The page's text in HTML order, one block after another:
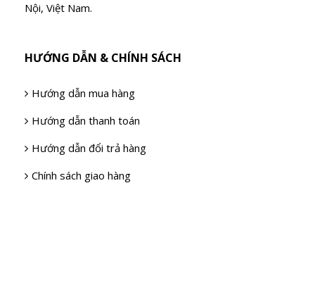
Nội, Việt Nam.
HƯỚNG DẪN & CHÍNH SÁCH
Hướng dẫn mua hàng
Hướng dẫn thanh toán
Hướng dẫn đổi trả hàng
Chính sách giao hàng